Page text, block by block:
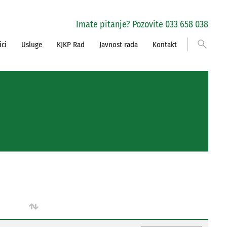
Imate pitanje? Pozovite 033 658 038
Usluge KJKP Rad Javnost rada Kontakt search